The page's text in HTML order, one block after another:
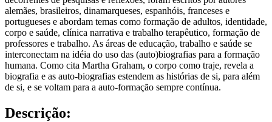
alemães, brasileiros, dinamarqueses, espanhóis, franceses e
portugueses e abordam temas como formação de adultos, identidade,
corpo e saúde, clínica narrativa e trabalho terapêutico, formação de
professores e trabalho. As áreas de educação, trabalho e saúde se
interconectam na idéia do uso das (auto)biografias para a formação
humana. Como cita Martha Graham, o corpo como traje, revela a
biografia e as auto-biografias estendem as histórias de si, para além
de si, e se voltam para a auto-formação sempre contínua.
Descrição: